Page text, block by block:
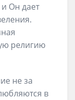
Он дает
религию
не за
в